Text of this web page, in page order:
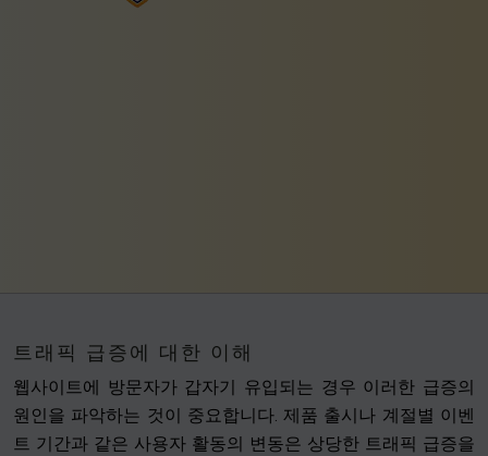
트래픽 급증에 대한 이해
웹사이트에 방문자가 갑자기 유입되는 경우 이러한 급증의
원인을 파악하는 것이 중요합니다. 제품 출시나 계절별 이벤
트 기간과 같은 사용자 활동의 변동은 상당한 트래픽 급증을